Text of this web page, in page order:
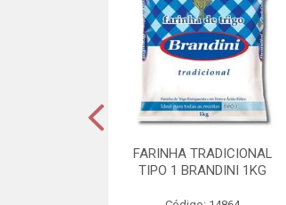
FARINHA TRADICIONAL
TIPO 1 BRANDINI 1KG